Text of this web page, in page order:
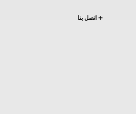
اتصل بنا